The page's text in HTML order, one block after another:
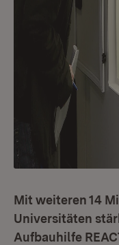
Mit weiteren 14
Universitäten
Aufbauhilfe